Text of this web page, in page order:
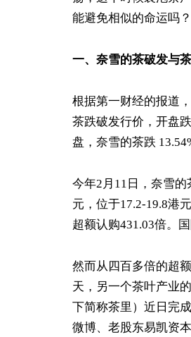
能避免相似的命运吗？
一、奈雪的茶破发与
根据第一财经的报道
茶跌破发行价，开盘
盘，奈雪的茶跌
今年2月11日，奈雪
元，位于17.2-19.8港
超额认购431.03倍。
然而从四百多倍的超
天，另一个茶叶产业
下简称茶里）近日完
微博、老股东易凯资